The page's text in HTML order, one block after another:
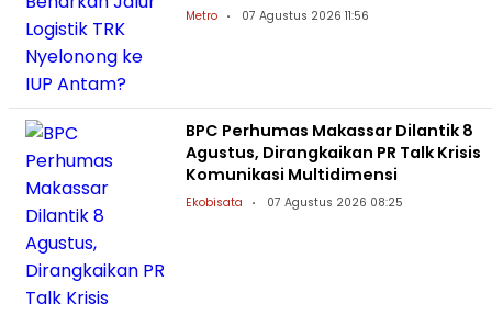
Metro 07 Agustus 2026 11:56
BPC Perhumas Makassar Dilantik 8
Agustus, Dirangkaikan PR Talk Krisis
Komunikasi Multidimensi
Ekobisata 07 Agustus 2026 08:25